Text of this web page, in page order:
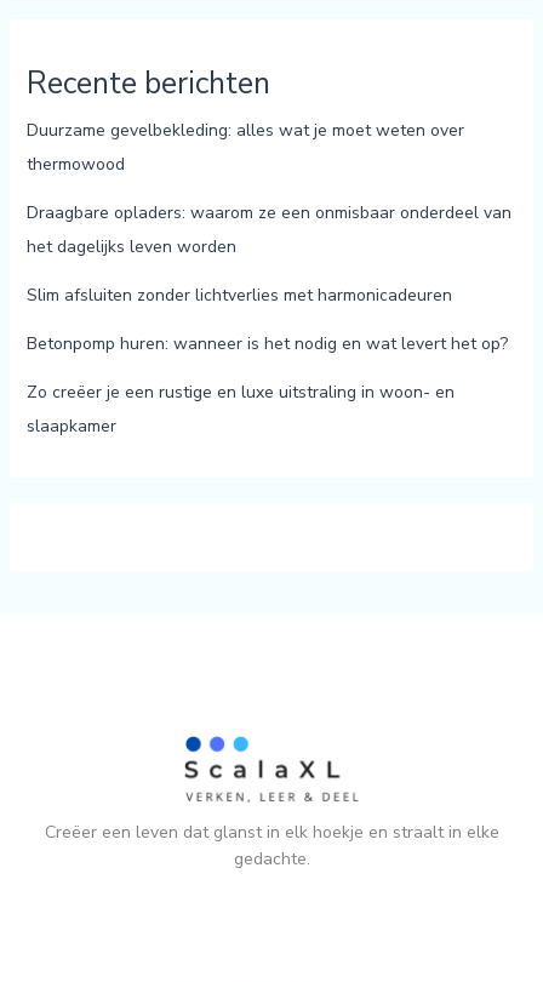
Recente berichten
Duurzame gevelbekleding: alles wat je moet weten over
thermowood
Draagbare opladers: waarom ze een onmisbaar onderdeel van
het dagelijks leven worden
Slim afsluiten zonder lichtverlies met harmonicadeuren
Betonpomp huren: wanneer is het nodig en wat levert het op?
Zo creëer je een rustige en luxe uitstraling in woon- en
slaapkamer
Creëer een leven dat glanst in elk hoekje en straalt in elke
gedachte.